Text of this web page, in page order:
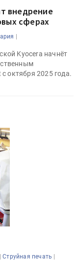
внедрение
сферах
|
Kyocera начнёт
октября 2025 года.
|Струйная печать |